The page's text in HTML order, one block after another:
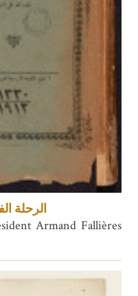
الرحلة
Armand Fallières